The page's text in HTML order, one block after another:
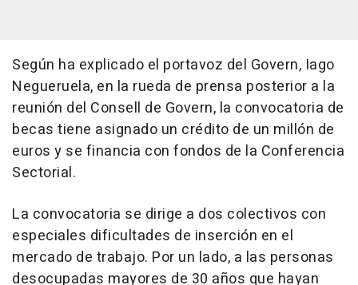
Según ha explicado el portavoz del Govern, Iago
Negueruela, en la rueda de prensa posterior a la
reunión del Consell de Govern, la convocatoria de
becas tiene asignado un crédito de un millón de
euros y se financia con fondos de la Conferencia
Sectorial.
La convocatoria se dirige a dos colectivos con
especiales dificultades de inserción en el
mercado de trabajo. Por un lado, a las personas
desocupadas mayores de 30 años que hayan